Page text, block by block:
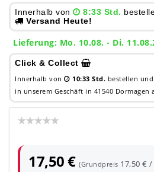
Innerhalb von 8:33 Std.
Versand Heute!
Lieferung: Mo. 10.08. - Di.
Click & Collect
Innerhalb von 10:33 Std. bestellen
in unserem Geschäft in 41540 Dormagen
17,50 €(Grundpreis 17,50 €